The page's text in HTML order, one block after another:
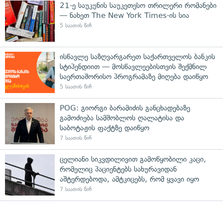
21-ე საუკუნის საუკეთესო თრილერი რომანები
— ნახეთ The New York Times-ის სია
5 საათის წინ
ისწავლე საზღვარგარეთ საქართველოს ბანკის
სტიპენდიით — მოსწავლეებისთვის შექმნილ
საერთაშორისო პროგრამაზე მიღება დაიწყო
5 საათის წინ
POG: გიორგი ბარამიძის განცხადებაზე
გამოძიება სამშობლოს ღალატისა და
საბოტაჟის ფაქტზე დაიწყო
7 საათის წინ
ცელიანი სიკვდილივით გამოწყობილი კაცი,
რომელიც პაციენტებს სახურავიდან
აშტერდებოდა, ამტკიცებს, რომ ყვავი იყო
7 საათის წინ